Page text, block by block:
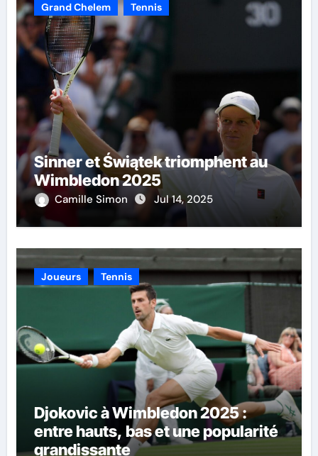
Grand Chelem Tennis
Sinner et Świątek triomphent au
Wimbledon 2025
Camille Simon Jul 14, 2025
Joueurs Tennis
Djokovic à Wimbledon 2025 :
entre hauts, bas et une popularité
grandissante